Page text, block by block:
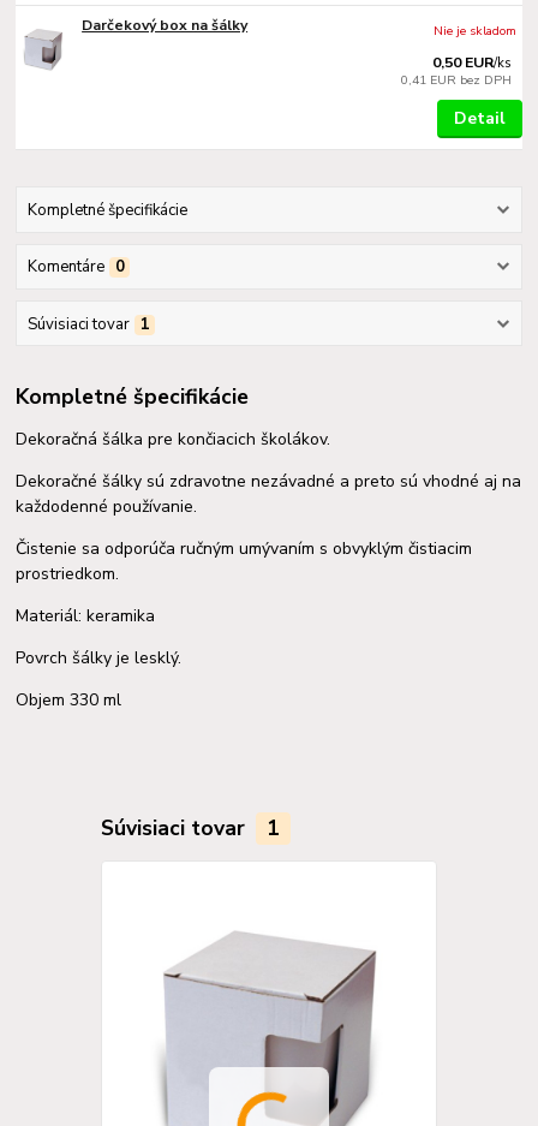
Darčekový box na šálky
0,50 EUR/ks
0,41 EUR bez DPH
Nie je skladom
Detail
Kompletné špecifikácie
Komentáre 0
Súvisiaci tovar 1
Kompletné špecifikácie
Dekoračná šálka pre končiacich školákov.
Dekoračné šálky sú zdravotne nezávadné a preto sú vhodné aj na
každodenné používanie.
Čistenie sa odporúča ručným umývaním s obvyklým čistiacim
prostriedkom.
Materiál: keramika
Povrch šálky je lesklý.
Objem 330 ml
Súvisiaci tovar 1